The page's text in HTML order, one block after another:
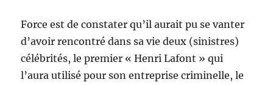
Force est de constater qu’il aurait pu se vanter
d’avoir rencontré dans sa vie deux (sinistres)
célébrités, le premier « Henri Lafont » qui
l’aura utilisé pour son entreprise criminelle, le